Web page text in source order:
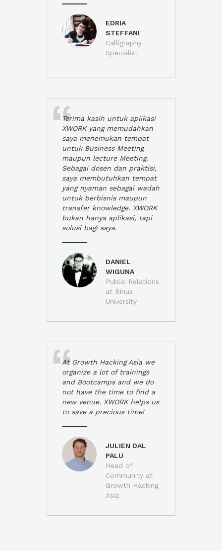
EDRIA
STEFFANI
Calligraphy
Specialist
Terima kasih untuk aplikasi
XWORK yang memudahkan
saya menemukan tempat
untuk Business Meeting
maupun lecture Meeting.
Sebagai dosen dan praktisi,
saya membutuhkan tempat
yang nyaman sebagai wadah
untuk berbisnis maupun
transfer knowledge. XWORK
bukan hanya aplikasi, tapi
solusi bagi saya.
DANIEL
WIGUNA
Public Relations
at Binus
University
At Growth Hacking Asia we
organize a lot of trainings
and Bootcamps and we do
not have the time to find a
new venue. XWORK helps us
to save a precious time!
JULIEN DAL
PALU
Head of
Community at
Growth Hacking
Asia